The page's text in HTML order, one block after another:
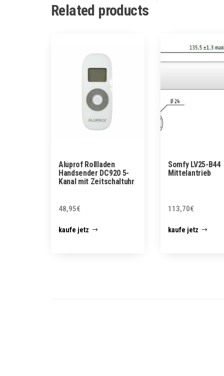
Related products
Aluprof Rollladen
Handsender DC920 5-
Kanal mit Zeitschaltuhr
48,95€
kaufe jetz
Somfy LV25-B44
Mittelantrieb
113,70€
kaufe jetz